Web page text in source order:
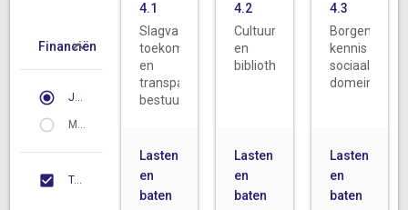
Financiën
Jaar 2018
Meerjarig
Toon reserves
4.1
Slagvaardig,
toekomstbestendig
en
transparant
bestuur
Lasten
en
baten
4.2
Cultuurparticipatie
en
bibliotheken
Lasten
en
baten
4.3
Borgen
kennis
sociaal
domein
Lasten
en
baten